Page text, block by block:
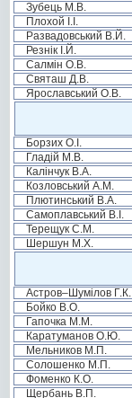
Зубець М.В.
Плохой І.І.
Развадовський В.Й.
Резнік І.Й.
Салмін О.В.
Святаш Д.В.
Ярославський О.В.
Борзих О.І.
Гладій М.В.
Калінчук В.А.
Козловський А.М.
Плютинський В.А.
Самоплавський В.І.
Терещук С.М.
Шершун М.Х.
Астров–Шумілов Г.К.
Бойко В.О.
Гапочка М.М.
Каратуманов О.Ю.
Мельников М.П.
Солошенко М.П.
Фоменко К.О.
Щербань В.П.